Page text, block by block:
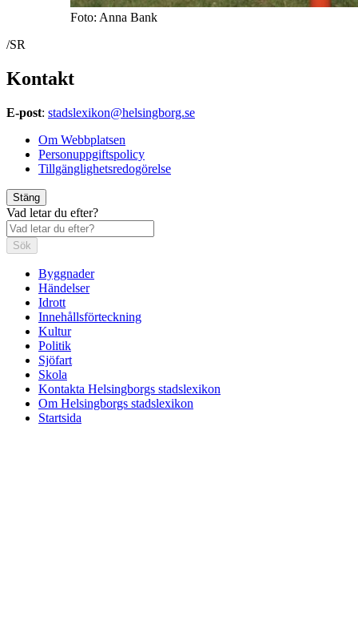
Foto: Anna Bank
/SR
Kontakt
E-post: stadslexikon@helsingborg.se
Om Webbplatsen
Personuppgiftspolicy
Tillgänglighetsredogörelse
Stäng
Vad letar du efter?
Sök
Byggnader
Händelser
Idrott
Innehållsförteckning
Kultur
Politik
Sjöfart
Skola
Kontakta Helsingborgs stadslexikon
Om Helsingborgs stadslexikon
Startsida